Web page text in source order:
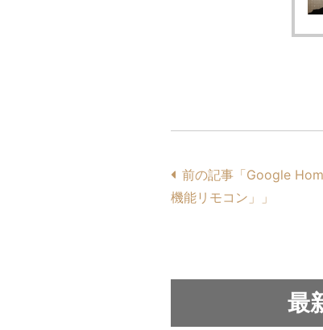
前の記事「Google
機能リモコン」」
最